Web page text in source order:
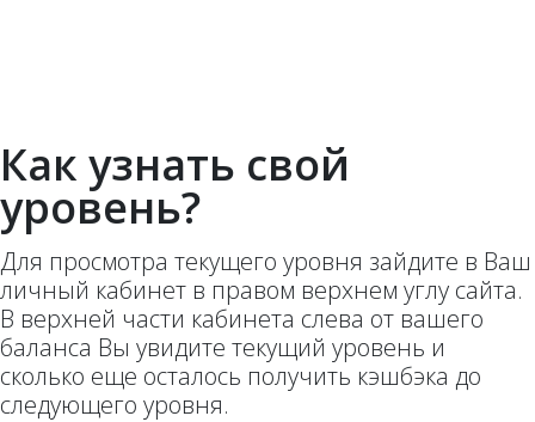
Как узнать свой
уровень?
Для просмотра текущего уровня зайдите в Ваш
личный кабинет в правом верхнем углу сайта.
В верхней части кабинета слева от вашего
баланса Вы увидите текущий уровень и
сколько еще осталось получить кэшбэка до
следующего уровня.